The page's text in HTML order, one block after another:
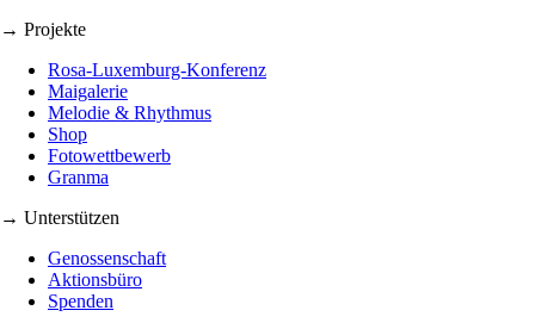
→ Projekte
Rosa-Luxemburg-Konferenz
Maigalerie
Melodie & Rhythmus
Shop
Fotowettbewerb
Granma
→ Unterstützen
Genossenschaft
Aktionsbüro
Spenden